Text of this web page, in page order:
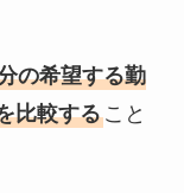
の希望する勤
比較すること